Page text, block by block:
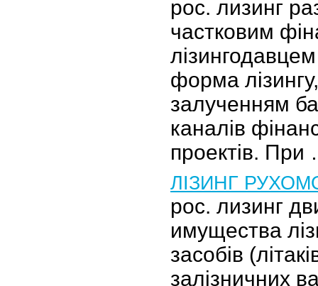
рос. лизинг
частковим
форма
залученням
каналів
проектів.
ЛІЗИНГ
рос. лизинг
имущества
засобів
залізничних